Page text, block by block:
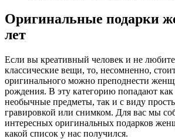
Оригинальные подарки
лет
Если вы креативный человек и не
классические вещи, то, несомненно,
оригинального можно преподнести
рождения. В эту категорию попадают как
необычные предметы, так и с виду
гравировкой или снимком. Для вас мы
интересных оригинальных подарков
какой список у нас получился.